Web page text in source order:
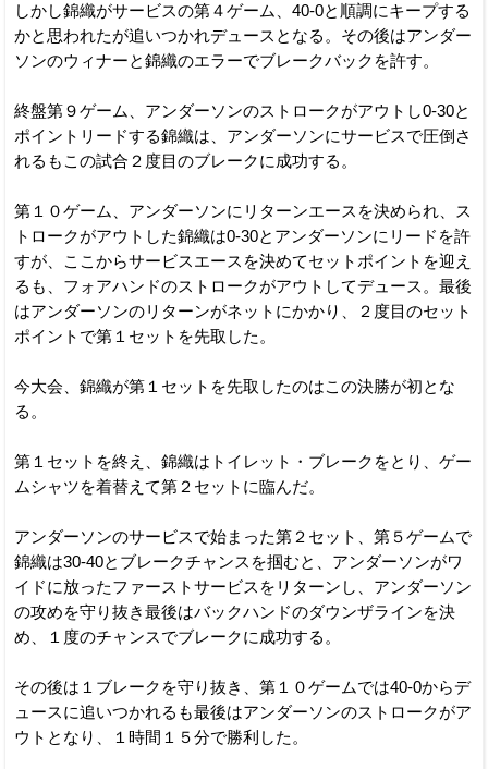
しかし錦織がサービスの第４ゲーム、40-0と順調にキープする
かと思われたが追いつかれデュースとなる。その後はアンダー
ソンのウィナーと錦織のエラーでブレークバックを許す。
終盤第９ゲーム、アンダーソンのストロークがアウトし0-30と
ポイントリードする錦織は、アンダーソンにサービスで圧倒さ
れるもこの試合２度目のブレークに成功する。
第１０ゲーム、アンダーソンにリターンエースを決められ、ス
トロークがアウトした錦織は0-30とアンダーソンにリードを許
すが、ここからサービスエースを決めてセットポイントを迎え
るも、フォアハンドのストロークがアウトしてデュース。最後
はアンダーソンのリターンがネットにかかり、２度目のセット
ポイントで第１セットを先取した。
今大会、錦織が第１セットを先取したのはこの決勝が初とな
る。
第１セットを終え、錦織はトイレット・ブレークをとり、ゲー
ムシャツを着替えて第２セットに臨んだ。
アンダーソンのサービスで始まった第２セット、第５ゲームで
錦織は30-40とブレークチャンスを掴むと、アンダーソンがワ
イドに放ったファーストサービスをリターンし、アンダーソン
の攻めを守り抜き最後はバックハンドのダウンザラインを決
め、１度のチャンスでブレークに成功する。
その後は１ブレークを守り抜き、第１０ゲームでは40-0からデ
ュースに追いつかれるも最後はアンダーソンのストロークがア
ウトとなり、１時間１５分で勝利した。